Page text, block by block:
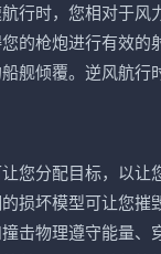
行时，您相对于风
的枪炮进行有效的
舰倾覆。逆风航行
您分配目标，以让
损坏模型可让您摧
击物理遵守能​​量、